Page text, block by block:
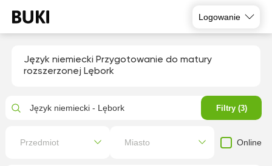
Logowanie
Język niemiecki Przygotowanie do matury
rozszerzonej Lębork
Język niemiecki - Lębork Filtry (3)
Przedmiot Miasto Online